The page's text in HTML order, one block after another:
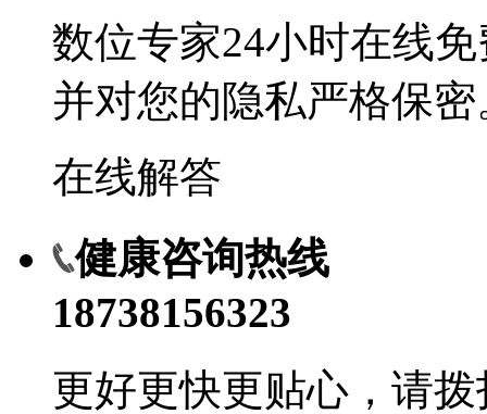
数位专家24小时在线
并对您的隐私严格保密
在线解答
健康咨询热线
18738156323
更好更快更贴心，请